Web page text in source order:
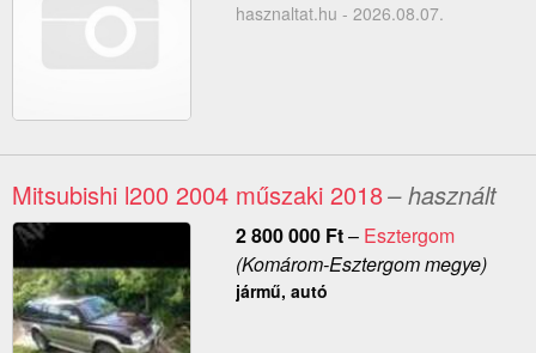
hasznaltat.hu - 2026.08.07.
Mitsubishi l200 2004 műszaki 2018– használt
2 800 000 Ft– Esztergom
(Komárom-Esztergom megye)
jármű, autó